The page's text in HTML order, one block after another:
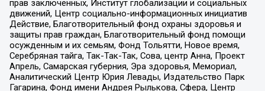
прав заключенных, Институт глобализации и социальных
движений, Центр социально-информационных инициатив
Действие, Благотворительный фонд охраны здоровья и
защиты прав граждан, Благотворительный фонд помощи
осужденным и их семьям, Фонд Тольятти, Новое время,
Серебряная тайга, Так-Так-Так, Сова, центр Анна, Проект
Апрель, Самарская губерния, Эра здоровья, Мемориал,
Аналитический Центр Юрия Левады, Издательство Парк
Гагарина, Фонд имени Андрея Рылькова, Сфера, Центр